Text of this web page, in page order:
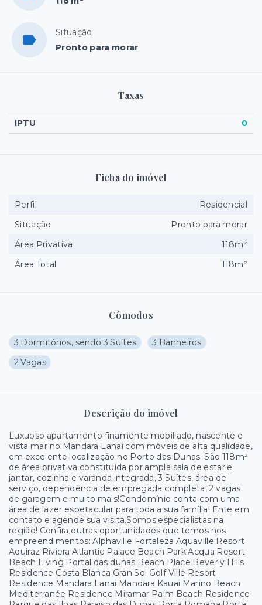
Situação
Pronto para morar
Cômodos
3 Dormitórios, sendo 3 Suítes
3 Banheiros
2 Vagas
Descrição do imóvel
Luxuoso apartamento finamente mobiliado, nascente e
vista mar no Mandara Lanai com móveis de alta qualidade,
em excelente localização no Porto das Dunas. São 118m²
de área privativa constituída por ampla sala de estar e
jantar, cozinha e varanda integrada, 3 Suítes, área de
serviço, dependência de empregada completa, 2 vagas
de garagem e muito mais!Condomínio conta com uma
área de lazer espetacular para toda a sua família! Ente em
contato e agende sua visita.Somos especialistas na
região! Confira outras oportunidades que temos nos
empreendimentos: Alphaville Fortaleza Aquaville Resort
Aquiraz Riviera Atlantic Palace Beach Park Acqua Resort
Beach Living Portal das dunas Beach Place Beverly Hills
Residence Costa Blanca Gran Sol Golf Ville Resort
Residence Mandara Lanai Mandara Kauai Marino Beach
Mediterranée Residence Miramar Palm Beach Residence
Taxas
IPTU 0
Ficha do imóvel
Perfil
Residencial
Situação
Pronto para morar
Área Privativa
118m²
Área Total
118m²